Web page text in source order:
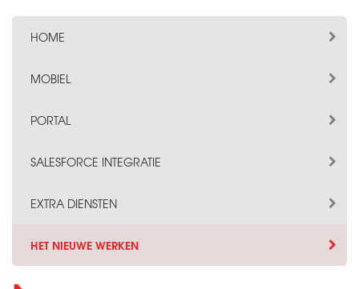
HOME
MOBIEL
PORTAL
SALESFORCE INTEGRATIE
EXTRA DIENSTEN
HET NIEUWE WERKEN